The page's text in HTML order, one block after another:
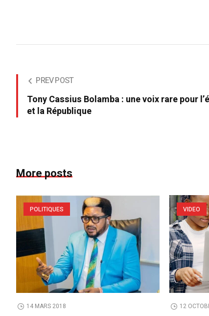
PREV POST
Tony Cassius Bolamba : une voix rare pour
et la République
More posts
POLITIQUES
14 MARS 2018
VIDEO
12